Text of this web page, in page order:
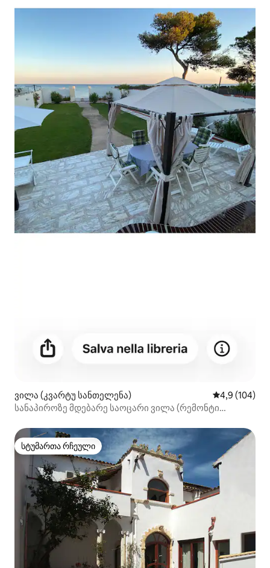
ვილა (კვარტუ სანთელენა) საშუალო
4,9 (104)
სანაპიროზე მდებარე საოცარი ვილა (რემონტი
სტუმართა რჩეული
სტუმართა რჩეული